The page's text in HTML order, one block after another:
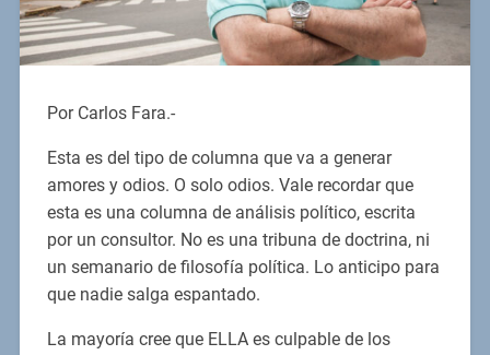
Por Carlos Fara.-
Esta es del tipo de columna que va a generar
amores y odios. O solo odios. Vale recordar que
esta es una columna de análisis político, escrita
por un consultor. No es una tribuna de doctrina, ni
un semanario de filosofía política. Lo anticipo para
que nadie salga espantado.
La mayoría cree que ELLA es culpable de los